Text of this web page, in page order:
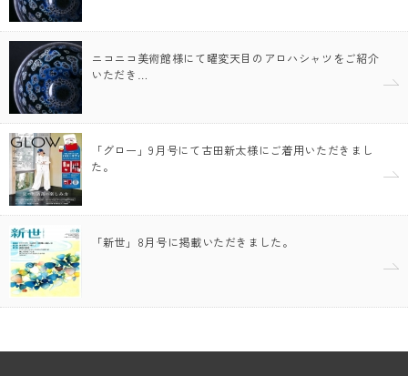
ニコニコ美術館様にて曜変天目のアロハシャツをご紹介
いただき…
「グロー」9月号にて古田新太様にご着用いただきまし
た。
「新世」8月号に掲載いただきました。